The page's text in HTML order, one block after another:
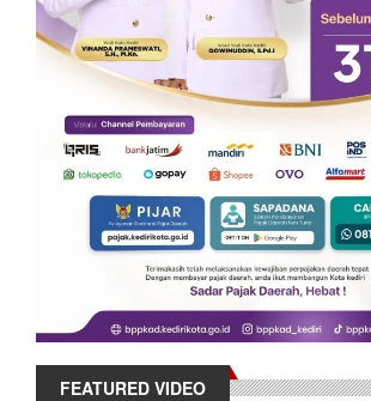
FEATURED VIDEO